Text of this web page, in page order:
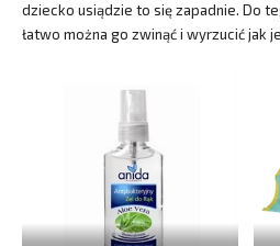
dziecko usiądzie to się zapadnie. Do
łatwo można go zwinąć i wyrzucić jak